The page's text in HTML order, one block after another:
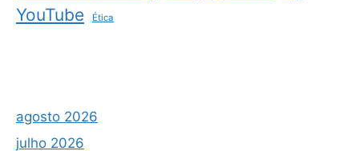
YouTube Ética
agosto 2026
julho 2026